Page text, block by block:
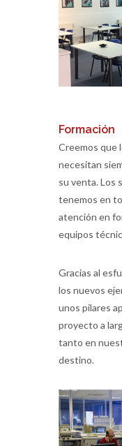
Formación
Creemos que
necesitan
su venta. Los
tenemos en
atención en
equipos
Gracias al
los nuevos
unos pilares
proyecto a
tanto en
destino.